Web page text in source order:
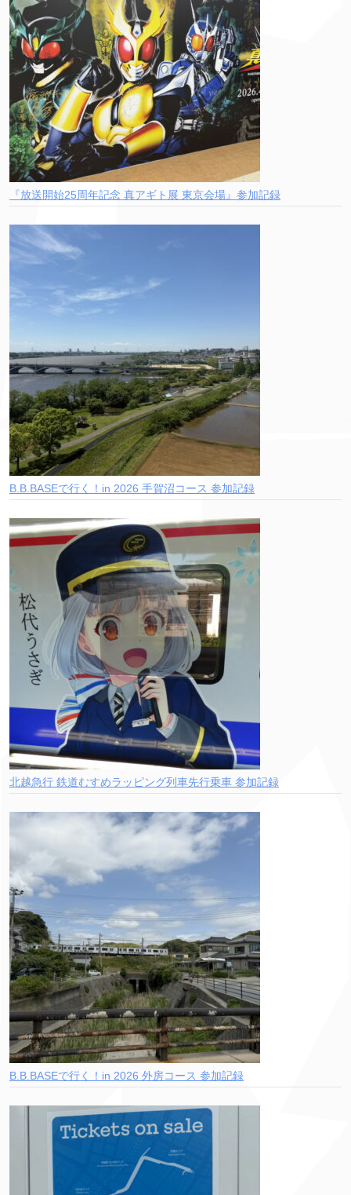
『放送開始25周年記念 真アギト展 東京会場』参加記録
B.B.BASEで行く！in 2026 手賀沼コース 参加記録
北越急行 鉄道むすめラッピング列車先行乗車 参加記録
B.B.BASEで行く！in 2026 外房コース 参加記録